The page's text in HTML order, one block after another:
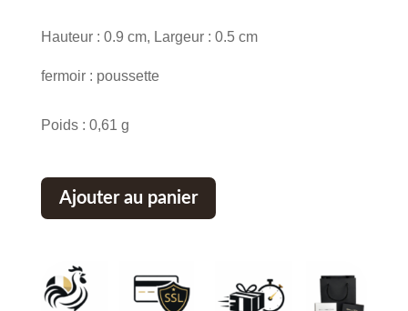
Hauteur : 0.9 cm, Largeur : 0.5 cm
fermoir : poussette
Poids : 0,61 g
Ajouter au panier